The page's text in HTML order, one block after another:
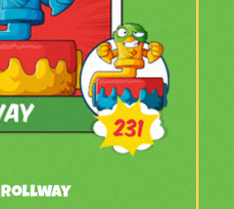
Rollway